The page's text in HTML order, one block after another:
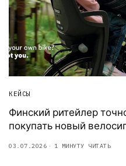
КЕЙСЫ
Финский ритейлер
покупать новый
03.07.2026 1 МИНУТУ ЧИТАТЬ